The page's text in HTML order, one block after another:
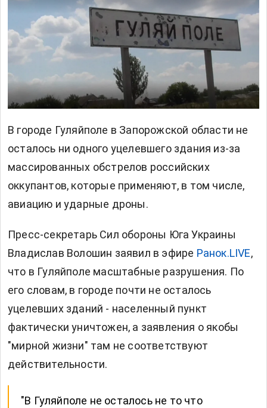
В городе Гуляйполе в Запорожской области не
осталось ни одного уцелевшего здания из-за
массированных обстрелов российских
оккупантов, которые применяют, в том числе,
авиацию и ударные дроны.
Пресс-секретарь Сил обороны Юга Украины
Владислав Волошин заявил в эфире Ранок.LIVE,
что в Гуляйполе масштабные разрушения. По
его словам, в городе почти не осталось
уцелевших зданий - населенный пункт
фактически уничтожен, а заявления о якобы
"мирной жизни" там не соответствуют
действительности.
"В Гуляйполе не осталось не то что